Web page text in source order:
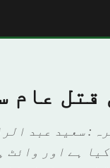
عام
: سعید عبد
ہے اور وائٹ